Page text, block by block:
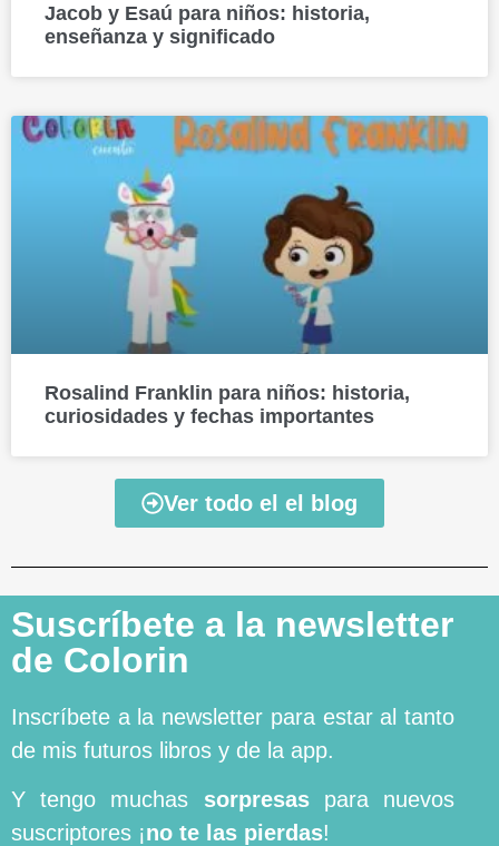
Jacob y Esaú para niños: historia,
enseñanza y significado
Rosalind Franklin para niños: historia,
curiosidades y fechas importantes
Ver todo el el blog
Suscríbete a la newsletter
de Colorin
Inscríbete a la newsletter para estar al tanto
de mis futuros libros y de la app.
Y tengo muchas sorpresaspara nuevos
suscriptores ¡no te las pierdas!